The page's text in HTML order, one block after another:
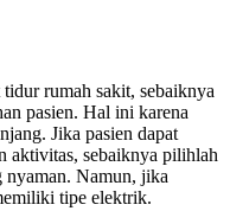
tidur rumah sakit, sebaiknya
pasien. Hal ini karena
Jika pasien dapat
aktivitas, sebaiknya pilihlah
nyaman. Namun, jika
tipe elektrik.